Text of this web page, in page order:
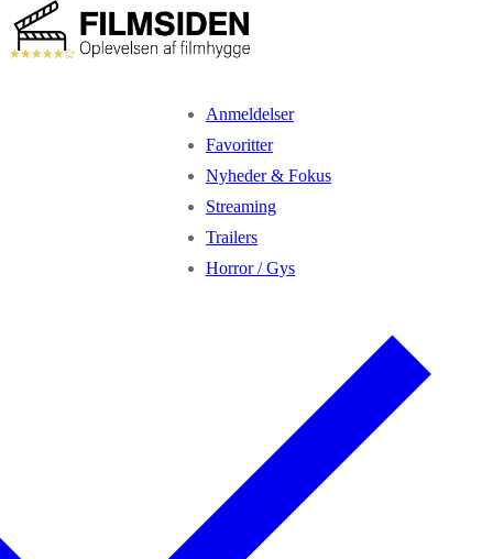
Anmeldelser
Favoritter
Nyheder & Fokus
Streaming
Trailers
Horror / Gys